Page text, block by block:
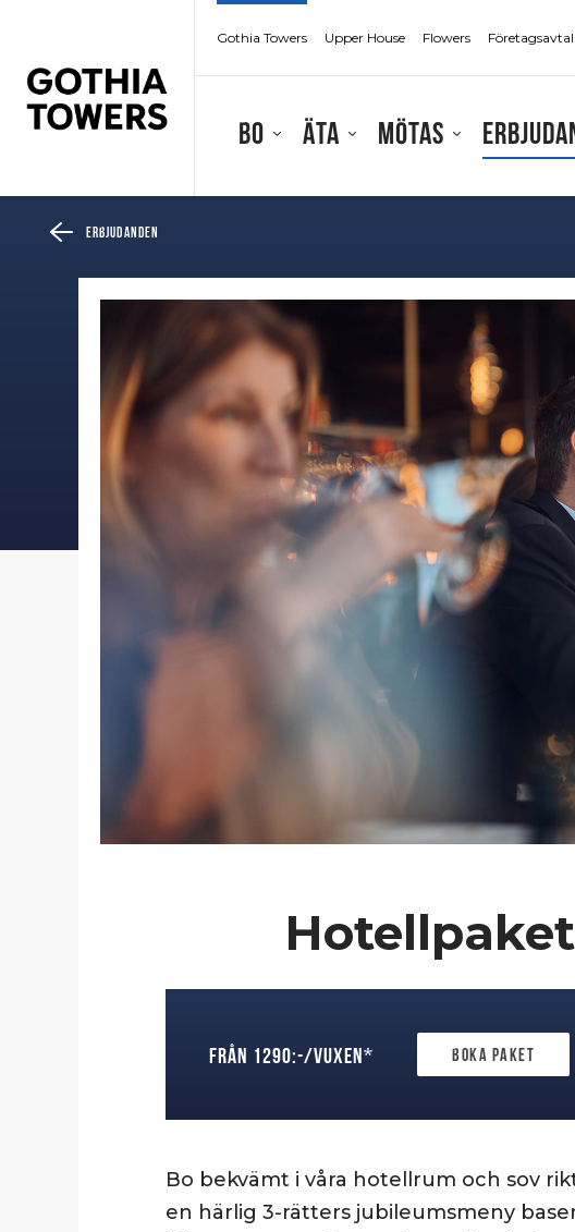
Gothia Towers Upper House Flowers Företagsavtal
Bo Äta Mötas
Erbjudanden
från 1290:-/vuxen* Boka paket
Bo bekvämt i våra hotellrum och sov
en härlig 3-rätters jubileumsmeny